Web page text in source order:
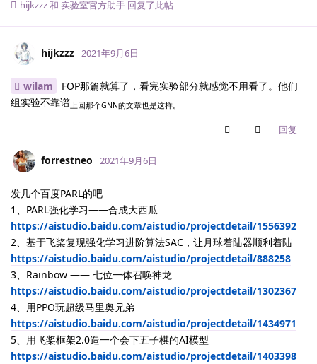
hijkzzz和 实验室官方助手 回复了此帖
hijkzzz 2021年9月6日
wilam
FOP那篇就算了，看完实验部分就感觉不用看了。他们
组实验不靠谱 上回那个GNN的文章也是这样。
回复
forrestneo 2021年9月6日
发几个百度PARL的吧
1、PARL强化学习——合成大西瓜
https://aistudio.baidu.com/aistudio/projectdetail/1556392
2、基于飞桨复现强化学习进阶算法SAC，让月球着陆器顺利着陆
https://aistudio.baidu.com/aistudio/projectdetail/888258
3、Rainbow —— 七位一体召唤神龙
https://aistudio.baidu.com/aistudio/projectdetail/1302367
4、用PPO玩超级马里奥兄弟
https://aistudio.baidu.com/aistudio/projectdetail/1434971
5、用飞桨框架2.0造一个会下五子棋的AI模型
https://aistudio.baidu.com/aistudio/projectdetail/1403398